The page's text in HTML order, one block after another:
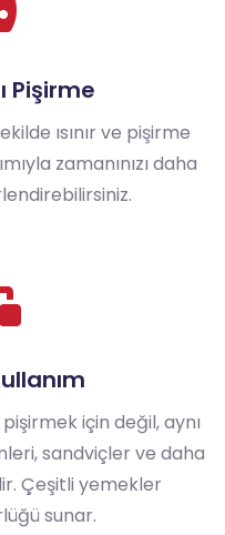
Pişirme
ısınır ve pişirme
zamanınızı daha
için değil, aynı
sandviçler ve daha
Çeşitli yemekler
sunar.